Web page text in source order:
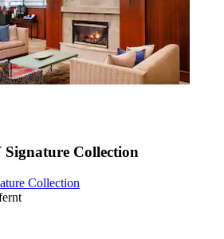
Signature Collection
Collection